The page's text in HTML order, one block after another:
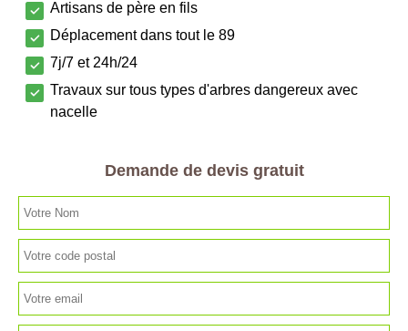
Artisans de père en fils
Déplacement dans tout le 89
7j/7 et 24h/24
Travaux sur tous types d'arbres dangereux avec
nacelle
Demande de devis gratuit